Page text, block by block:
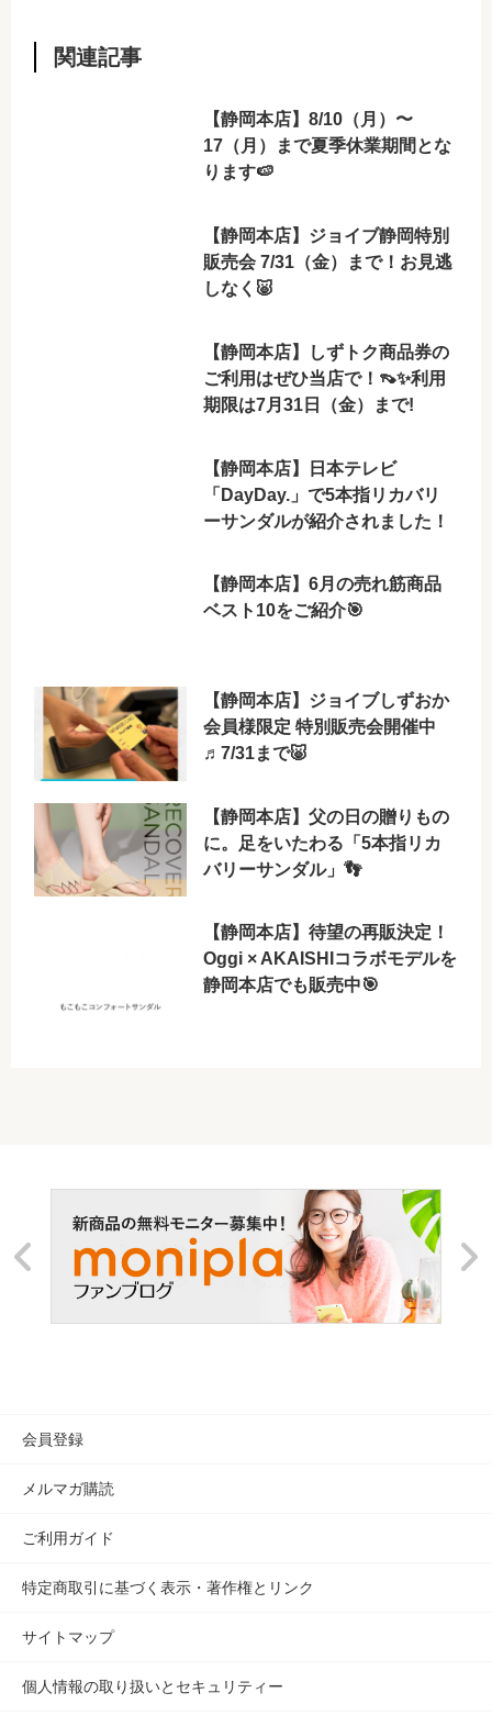
関連記事
【静岡本店】8/10（月）〜
17（月）まで夏季休業期間とな
ります🍉
【静岡本店】ジョイブ静岡特別
販売会 7/31（金）まで！お見逃
しなく🐷
【静岡本店】しずトク商品券の
ご利用はぜひ当店で！👡✨利用
期限は7月31日（金）まで!
【静岡本店】日本テレビ
「DayDay.」で5本指リカバリ
ーサンダルが紹介されました！
【静岡本店】6月の売れ筋商品
ベスト10をご紹介🎯
【静岡本店】ジョイブしずおか
会員様限定 特別販売会開催中
♬7/31まで🐷
【静岡本店】父の日の贈りもの
に。足をいたわる「5本指リカ
バリーサンダル」👣
【静岡本店】待望の再販決定！
Oggi × AKAISHIコラボモデルを
静岡本店でも販売中🎯
会員登録
メルマガ購読
ご利用ガイド
特定商取引に基づく表示・著作権とリンク
サイトマップ
個人情報の取り扱いとセキュリティー